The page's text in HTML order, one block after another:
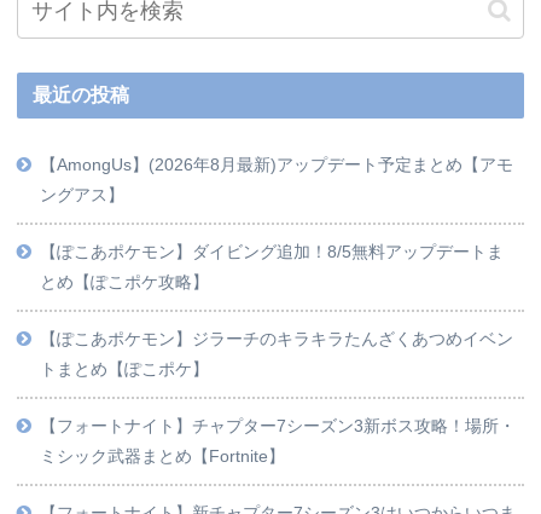
最近の投稿
【AmongUs】(2026年8月最新)アップデート予定まとめ【アモ
ングアス】
【ぽこあポケモン】ダイビング追加！8/5無料アップデートま
とめ【ぽこポケ攻略】
【ぽこあポケモン】ジラーチのキラキラたんざくあつめイベン
トまとめ【ぽこポケ】
【フォートナイト】チャプター7シーズン3新ボス攻略！場所・
ミシック武器まとめ【Fortnite】